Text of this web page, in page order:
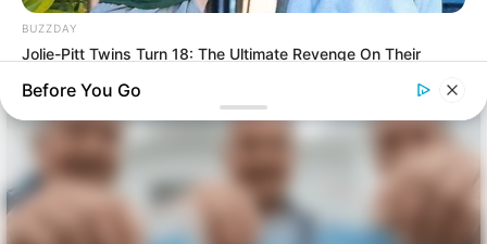
BUZZDAY
Jolie-Pitt Twins Turn 18: The Ultimate Revenge On Their
Before You Go